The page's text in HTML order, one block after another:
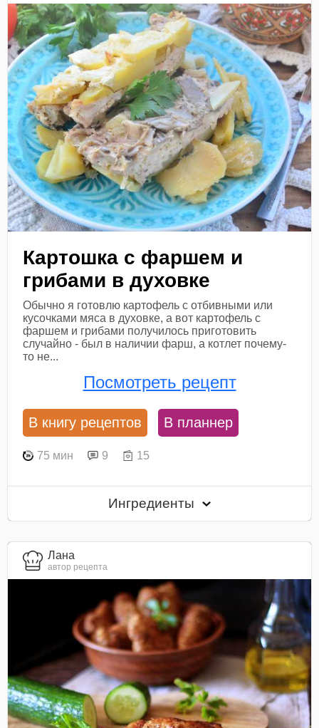
Картошка с фаршем и
грибами в духовке
Обычно я готовлю картофель с отбивными или
кусочками мяса в духовке, а вот картофель с
фаршем и грибами получилось приготовить
случайно - был в наличии фарш, а котлет почему-
то не...
Посмотреть рецепт
В книгу рецептов В планнер
75 мин 9 15
Ингредиенты
Лана
автор рецепта